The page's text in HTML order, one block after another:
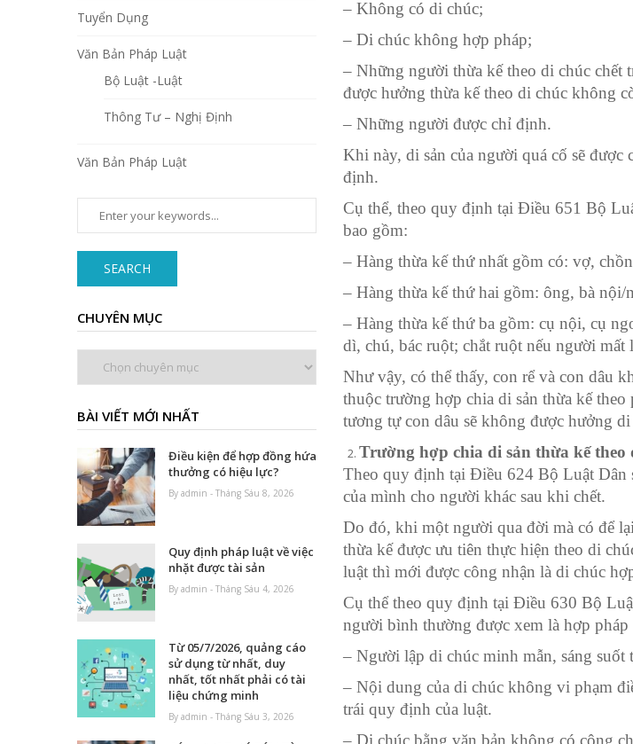
– Không có di chúc;
– Di chúc không hợp pháp;
– Những người thừa kế theo di chúc chết
được hưởng thừa kế theo di chúc không
– Những người được chỉ định.
Khi này, di sản của người quá cố sẽ
định.
Cụ thể, theo quy định tại Điều 651 Bộ
bao gồm:
– Hàng thừa kế thứ nhất gồm có: vợ,
– Hàng thừa kế thứ hai gồm: ông, bà
– Hàng thừa kế thứ ba gồm: cụ nội, cụ
dì, chú, bác ruột; chắt ruột nếu người mất
Như vậy, có thể thấy, con rể và con dâu
thuộc trường hợp chia di sản thừa kế
tương tự con dâu sẽ không được hưởng
Trường hợp chia di sản thừa kế theo
Theo quy định tại Điều 624 Bộ Luật Dân
của mình cho người khác sau khi chết.
Do đó, khi một người qua đời mà có để
thừa kế được ưu tiên thực hiện theo di
luật thì mới được công nhận là di chúc
Cụ thể theo quy định tại Điều 630 Bộ
người bình thường được xem là hợp pháp
– Người lập di chúc minh mẫn, sáng
– Nội dung của di chúc không vi phạm
trái quy định của luật.
Tuyển Dụng
Văn Bản Pháp Luật
Bộ Luật -Luật
Thông Tư – Nghị Định
Văn Bản Pháp Luật
SEARCH
CHUYÊN MỤC
BÀI VIẾT MỚI NHẤT
Điều kiện để hợp đồng hứa
thưởng có hiệu lực?
By admin - Tháng Sáu 8, 2026
Quy định pháp luật về việc
nhặt được tài sản
By admin - Tháng Sáu 4, 2026
Từ 05/7/2026, quảng cáo
sử dụng từ nhất, duy
nhất, tốt nhất phải có tài
liệu chứng minh
By admin - Tháng Sáu 3, 2026